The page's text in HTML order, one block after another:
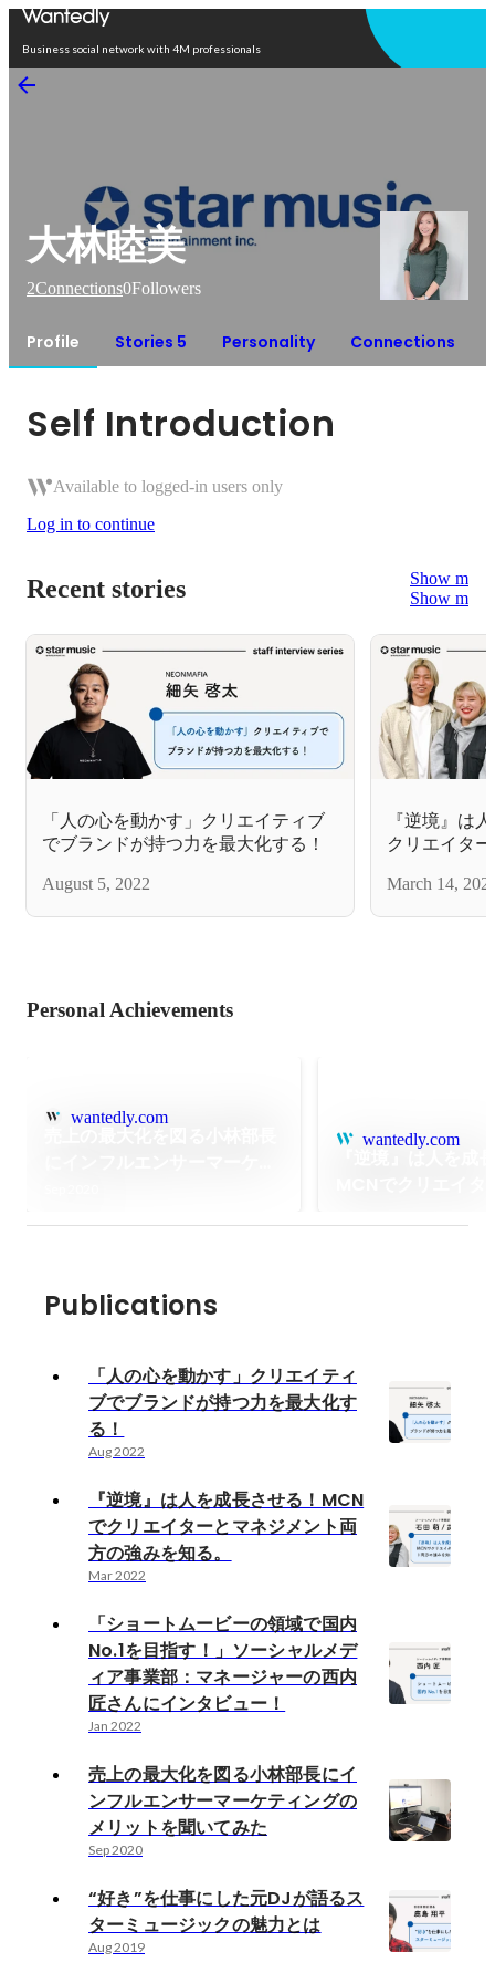
Business social network with 4M professionals
大林睦美
2Connections0Followers
Profile Stories 5 Personality Connections
Self Introduction
Available to logged-in users only
Log in to continue
Recent stories
Show more
Show more
「人の心を動かす」クリエイティブ
でブランドが持つ力を最大化する！
August 5, 2022
『逆境』は
クリエイタ
March 14,
Personal Achievements
wantedly.com
wantedly.com
Publications
「人の心を動かす」クリエイティ
ブでブランドが持つ力を最大化す
る！
Aug 2022
『逆境』は人を成長させる！MCN
でクリエイターとマネジメント両
方の強みを知る。
Mar 2022
「ショートムービーの領域で国内
No.1を目指す！」ソーシャルメデ
ィア事業部：マネージャーの西内
匠さんにインタビュー！
Jan 2022
売上の最大化を図る小林部長にイ
ンフルエンサーマーケティングの
メリットを聞いてみた
Sep 2020
“好き”を仕事にした元DJが語るス
ターミュージックの魅力とは
Aug 2019